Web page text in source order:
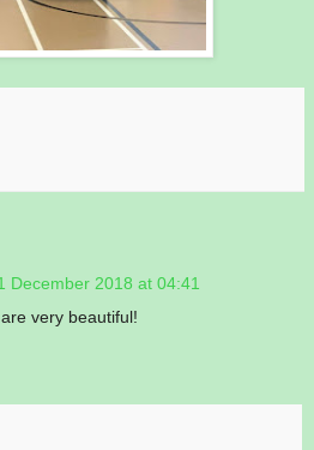
December 2018 at 04:41
very beautiful!